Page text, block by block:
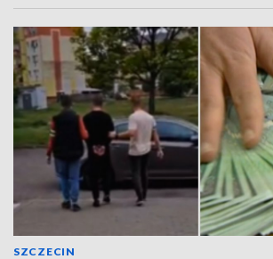
SZCZECIN